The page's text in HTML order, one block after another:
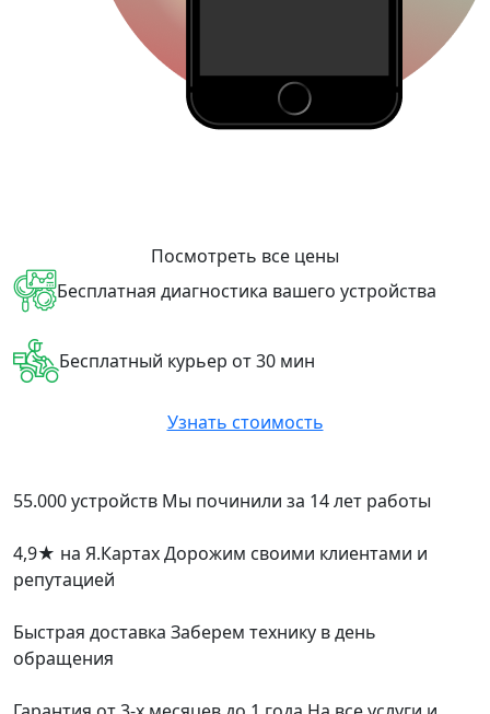
Посмотреть все цены
Бесплатная диагностика вашего устройства
Бесплатный курьер от 30 мин
Узнать стоимость
55.000 устройств Мы починили за 14 лет работы
4,9★ на Я.КартахДорожим своими клиентами и
репутацией
Быстрая доставка Заберем технику в день
обращения